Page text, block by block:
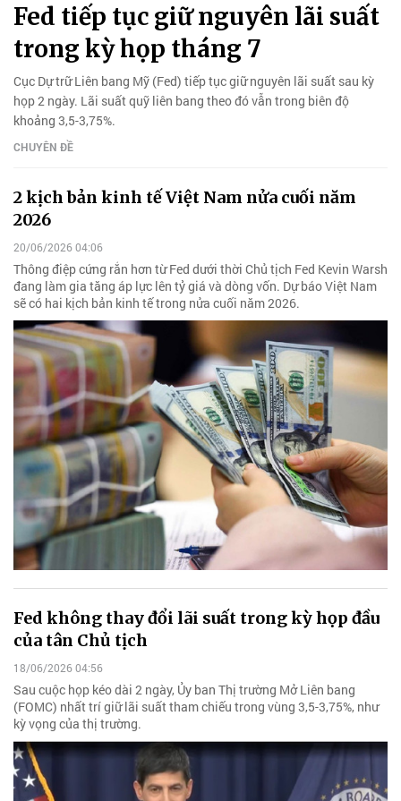
Fed tiếp tục giữ nguyên lãi suất
trong kỳ họp tháng 7
Cục Dự trữ Liên bang Mỹ (Fed) tiếp tục giữ nguyên lãi suất sau kỳ
họp 2 ngày. Lãi suất quỹ liên bang theo đó vẫn trong biên độ
khoảng 3,5-3,75%.
CHUYÊN ĐỀ
2 kịch bản kinh tế Việt Nam nửa cuối năm
2026
20/06/2026 04:06
Thông điệp cứng rắn hơn từ Fed dưới thời Chủ tịch Fed Kevin Warsh
đang làm gia tăng áp lực lên tỷ giá và dòng vốn. Dự báo Việt Nam
sẽ có hai kịch bản kinh tế trong nửa cuối năm 2026.
Fed không thay đổi lãi suất trong kỳ họp đầu
của tân Chủ tịch
18/06/2026 04:56
Sau cuộc họp kéo dài 2 ngày, Ủy ban Thị trường Mở Liên bang
(FOMC) nhất trí giữ lãi suất tham chiếu trong vùng 3,5-3,75%, như
kỳ vọng của thị trường.